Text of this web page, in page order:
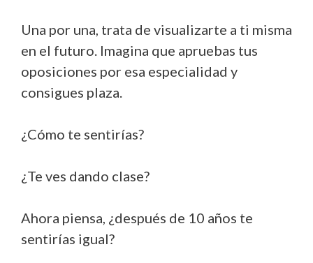
Una por una, trata de visualizarte a ti misma
en el futuro. Imagina que apruebas tus
oposiciones por esa especialidad y
consigues plaza.
¿Cómo te sentirías?
¿Te ves dando clase?
Ahora piensa, ¿después de 10 años te
sentirías igual?